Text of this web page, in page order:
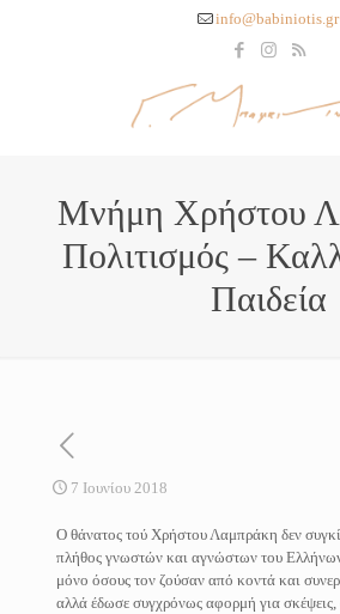
info@babiniotis.gr
Μνήμη Χρήστου
Πολιτισμός –
Παιδεία
7 Ιουνίου 2018
O θάνατος τού Χρήστου Λαμπράκη δεν
πλήθος γνωστών και αγνώστων του
μόνο όσους τον ζούσαν από κοντά και
αλλά έδωσε συγχρόνως αφορμή για σκέψεις,